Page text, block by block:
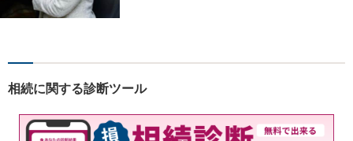
のお困り事がございました
い。
相続に関する診断ツール